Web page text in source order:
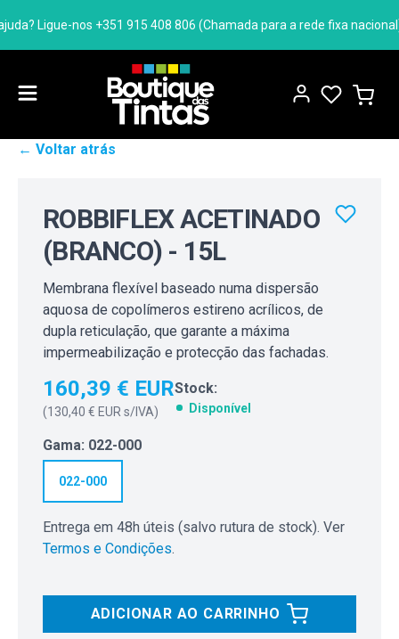
Ligue-nos +351 915 408 806 (Chamada para a rede fixa nacional)
← Voltar atrás
ROBBIFLEX ACETINADO
(BRANCO) - 15L
Membrana flexível baseado numa dispersão
aquosa de copolímeros estireno acrílicos, de
dupla reticulação, que garante a máxima
impermeabilização e protecção das fachadas.
160,39 € EUR
(130,40 € EUR s/IVA)
Stock:
Disponível
Gama: 022-000
022-000
Entrega em 48h úteis (salvo rutura de stock). Ver
Termos e Condições.
ADICIONAR AO CARRINHO